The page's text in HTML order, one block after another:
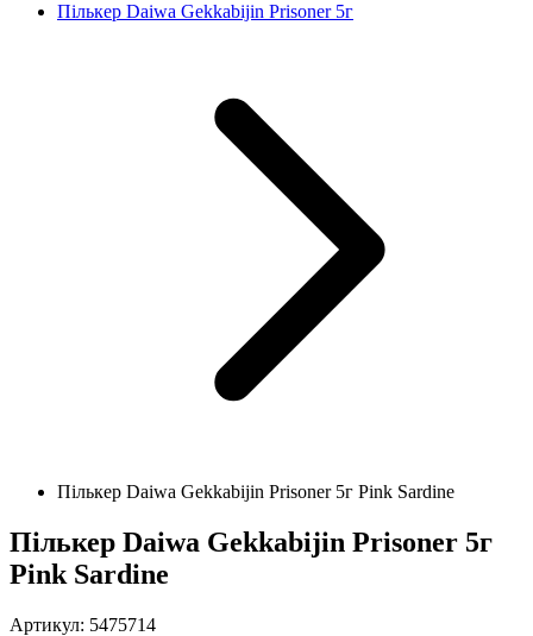
Пількер Daiwa Gekkabijin Prisoner 5г
Пількер Daiwa Gekkabijin Prisoner 5г Pink Sardine
Пількер Daiwa Gekkabijin Prisoner 5г
Pink Sardine
Артикул: 5475714